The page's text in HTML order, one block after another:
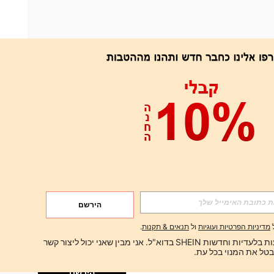
אפליקציה
הירשם
הירשם
הירשם
מדיניות הפרטיות ועוגיות ול תנאים & תקנות.
ברצוני לקבל הצעות בלעדיות וחדשות SHEIN בדוא"ל. אני מבין שאני יכול ליצור קשר